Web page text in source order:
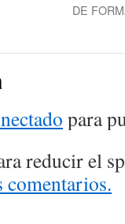
DE
para
reducir el
comentarios.